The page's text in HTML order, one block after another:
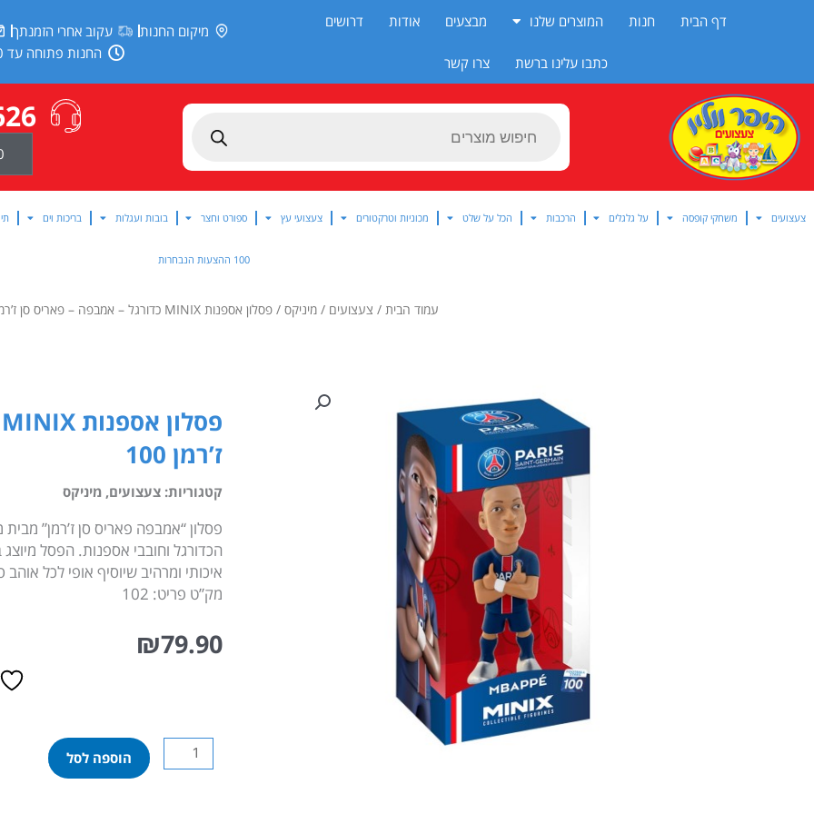
דף הבית חנות המוצרים שלנו מבצעים אודות דרושים
כתבו עלינו ברשת צרו קשר
מיקום החנות עקוב אחרי הזמנתך
החנות פתוחה עד 20:00
Products
צעצועים משחקי קופסה על גלגלים הרכבות הכל על שלט מכוניות וטרקטורים צעצועי עץ ספורט וחצר בובות ועגלות בריכות וים
100 ההצעות הנבחרות
עמוד הבית / צעצועים /מיניקס / פסלון אספנות MINIX כדורגל – אמבפה – פאריס סן ז’רמן 100
ז’רמן 100
קטגוריות:צעצועים,מיניקס
פסלון “אמבפה פאריס סן ז’רמן”
הכדורגל וחובבי אספנות. הפסל מיוצג
מק”ט פריט: 102
₪79.90
כמות
של
הוספה לסל